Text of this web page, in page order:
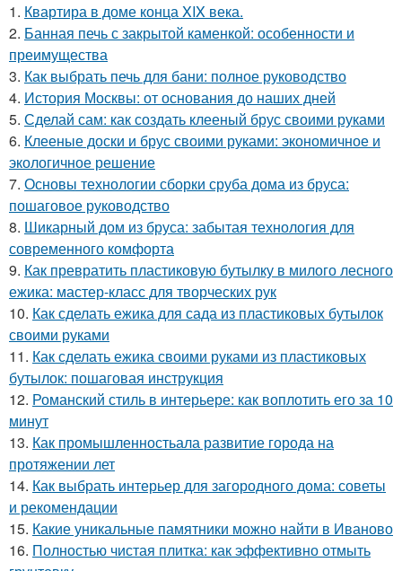
1. Квартира в доме конца XIX века.
2. Банная печь с закрытой каменкой: особенности и
преимущества
3. Как выбрать печь для бани: полное руководство
4. История Москвы: от основания до наших дней
5. Сделай сам: как создать клееный брус своими руками
6. Клееные доски и брус своими руками: экономичное и
экологичное решение
7. Основы технологии сборки сруба дома из бруса:
пошаговое руководство
8. Шикарный дом из бруса: забытая технология для
современного комфорта
9. Как превратить пластиковую бутылку в милого лесного
ежика: мастер-класс для творческих рук
10. Как сделать ежика для сада из пластиковых бутылок
своими руками
11. Как сделать ежика своими руками из пластиковых
бутылок: пошаговая инструкция
12. Романский стиль в интерьере: как воплотить его за 10
минут
13. Как промышленностьала развитие города на
протяжении лет
14. Как выбрать интерьер для загородного дома: советы
и рекомендации
15. Какие уникальные памятники можно найти в Иваново
16. Полностью чистая плитка: как эффективно отмыть